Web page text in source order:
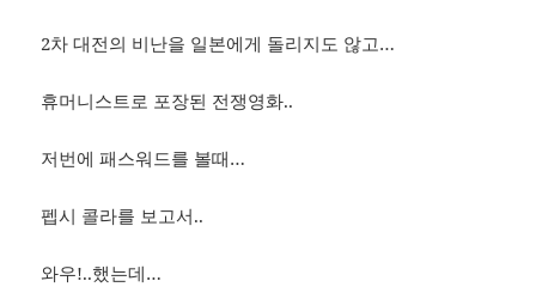
2차 대전의 비난을 일본에게 돌리지도 않고…
휴머니스트로 포장된 전쟁영화..
저번에 패스워드를 볼때…
펩시 콜라를 보고서..
와우!..했는데…